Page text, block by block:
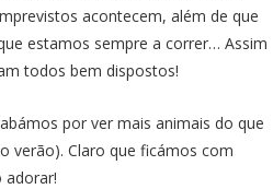
acontecem, além de que
estamos sempre a correr… Assim
todos bem dispostos!
por ver mais animais do que
verão). Claro que ficámos com
adorar!